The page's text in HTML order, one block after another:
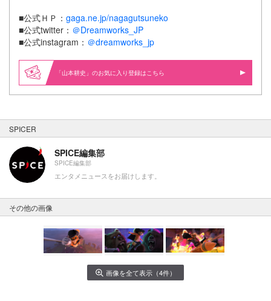
■公式ＨＰ： gaga.ne.jp/nagagutsuneko
■公式twitter： ＠Dreamworks_JP
■公式instagram： ＠dreamworks_jp
「山本耕史」のお気に入り登録はこちら
SPICER
SPICE編集部
SPICE編集部
エンタメニュースをお届けします。
その他の画像
画像を全て表示（4件）